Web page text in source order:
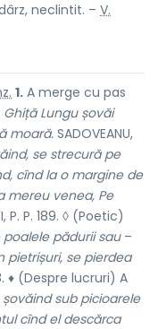
neclintit. – V.
1. A merge cu pas
Ghiță Lungu șovăi
moară. SADOVEANU,
se strecură pe
cînd la o margine de
mereu venea, Pe
P. P. 189. ◊ (Poetic)
pădurii sau–
pietrișuri, se pierdea
♦ (Despre lucruri) A
șovăind sub picioarele
cînd el descărca